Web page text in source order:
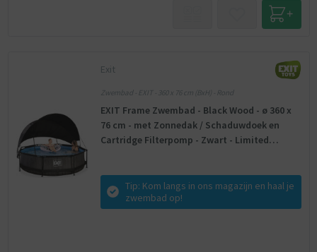
Exit
Zwembad - EXIT - 360 x 76 cm (BxH) - Rond
EXIT Frame Zwembad - Black Wood - ø 360 x
76 cm - met Zonnedak / Schaduwdoek en
Cartridge Filterpomp - Zwart - Limited
Tip: Kom langs in ons magazijn en haal je
zwembad op!